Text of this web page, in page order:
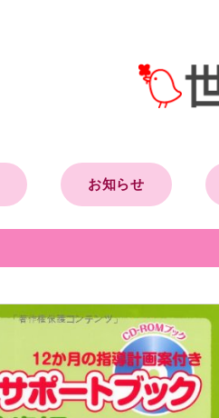
お知らせ